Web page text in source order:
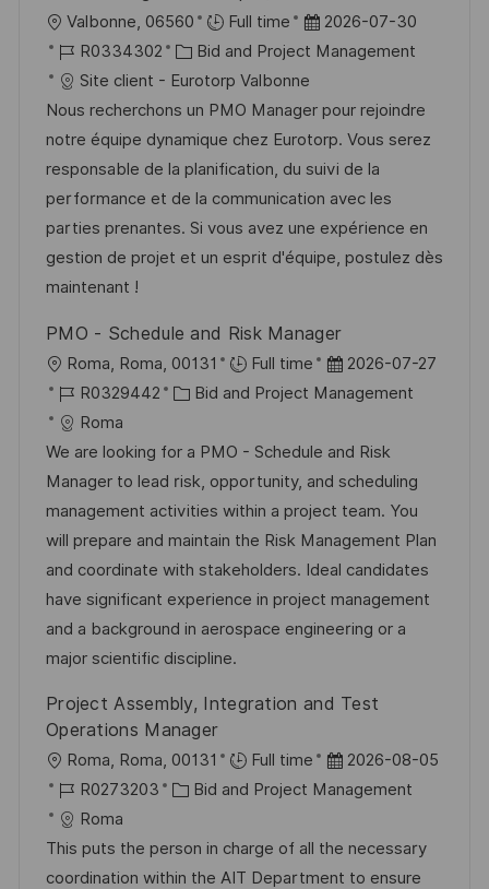
ö
f
f
e
n
t
l
i
c
h
u
n
g
O
r
t
Valbonne, 06560 Full time
D
a
t
u
m
d
e
r
V
ö
f
f
n
t
l
i
c
h
u
g
2026-07-30
J
o
b
-
I
D
R0334302
K
a
t
e
g
o
r
i
Bid and Project Management
Site client - Eurotorp Valbonne
Nous recherchons un PMO Manager pour rejoindre
notre équipe dynamique chez Eurotorp. Vous serez
responsable de la planification, du suivi de la
performance et de la communication avec les
parties prenantes. Si vous avez une expérience en
gestion de projet et un esprit d'équipe, postulez dès
maintenant !
PMO - Schedule and Risk Manager
O
r
t
Roma, Roma, 00131 Full time
D
a
u
m
d
e
r
V
e
f
e
2026-07-27
J
o
b
-
I
D
R0329442
K
t
e
g
o
r
i
e
Bid and Project Management
Roma
We are looking for a PMO - Schedule and Risk
Manager to lead risk, opportunity, and scheduling
management activities within a project team. You
will prepare and maintain the Risk Management Plan
and coordinate with stakeholders. Ideal candidates
have significant experience in project management
and a background in aerospace engineering or a
major scientific discipline.
Project Assembly, Integration and Test
Operations Manager
O
r
t
Roma, Roma, 00131 Full time
D
a
u
m
2026-08-05
J
o
b
-
R0273203
K
t
e
Bid and Project Management
Roma
This puts the person in charge of all the necessary
coordination within the AIT Department to ensure